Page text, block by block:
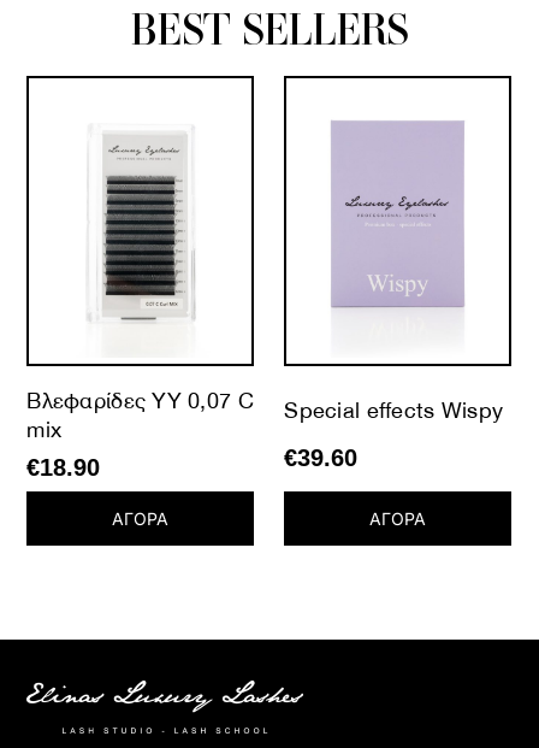
BEST SELLERS
Βλεφαρίδες YY 0,07 C
mix
€18.90
ΑΓΟΡΑ
Special effects Wispy
€39.60
ΑΓΟΡΑ